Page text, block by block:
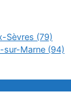
Sèvres (79)
sur-Marne (94)